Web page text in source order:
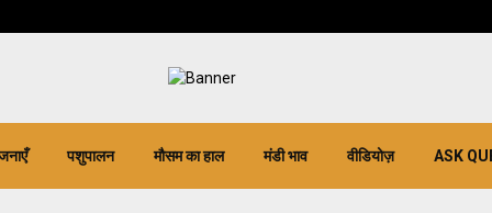
पशुपालन मौसम का हाल मंडी भाव वीडियोज़ ASK